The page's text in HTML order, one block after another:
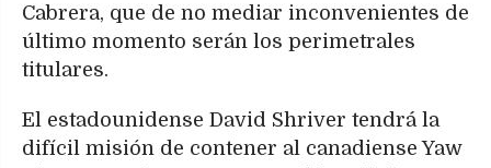
Cabrera, que de no mediar inconvenientes de
último momento serán los perimetrales
titulares.
El estadounidense David Shriver tendrá la
difícil misión de contener al canadiense Yaw